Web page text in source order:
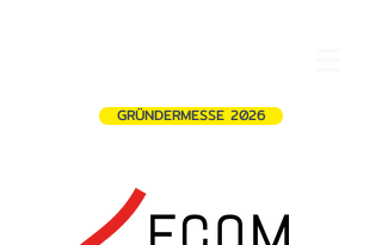
GRÜNDERMESSE 2026